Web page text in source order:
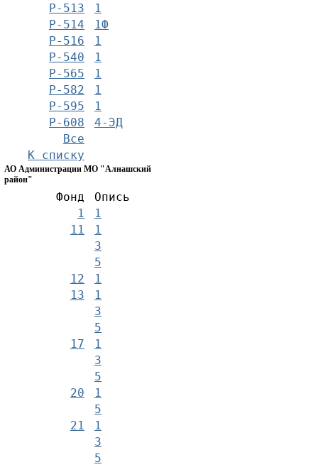
Р-513
1
Р-514
1Ф
Р-516
1
Р-540
1
Р-565
1
Р-582
1
Р-595
1
Р-608
4-ЭД
Все
К списку
АО Администрации МО "Алнашский
район"
Фонд
Опись
1
1
11
1
3
5
12
1
13
1
3
5
17
1
3
5
20
1
5
21
1
3
5